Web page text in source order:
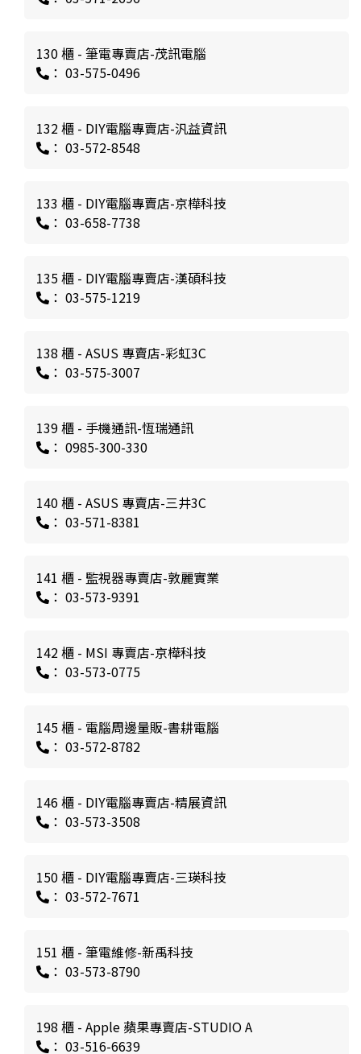
130 櫃 - 筆電專賣店-茂訊電腦
： 03-575-0496
132 櫃 - DIY電腦專賣店-汎益資訊
： 03-572-8548
133 櫃 - DIY電腦專賣店-京樺科技
： 03-658-7738
135 櫃 - DIY電腦專賣店-漢碩科技
： 03-575-1219
138 櫃 - ASUS 專賣店-彩虹3C
： 03-575-3007
139 櫃 - 手機通訊-恆瑞通訊
： 0985-300-330
140 櫃 - ASUS 專賣店-三井3C
： 03-571-8381
141 櫃 - 監視器專賣店-敦麗實業
： 03-573-9391
142 櫃 - MSI 專賣店-京樺科技
： 03-573-0775
145 櫃 - 電腦周邊量販-書耕電腦
： 03-572-8782
146 櫃 - DIY電腦專賣店-精展資訊
： 03-573-3508
150 櫃 - DIY電腦專賣店-三瑛科技
： 03-572-7671
151 櫃 - 筆電維修-新禹科技
： 03-573-8790
198 櫃 - Apple 蘋果專賣店-STUDIO A
： 03-516-6639